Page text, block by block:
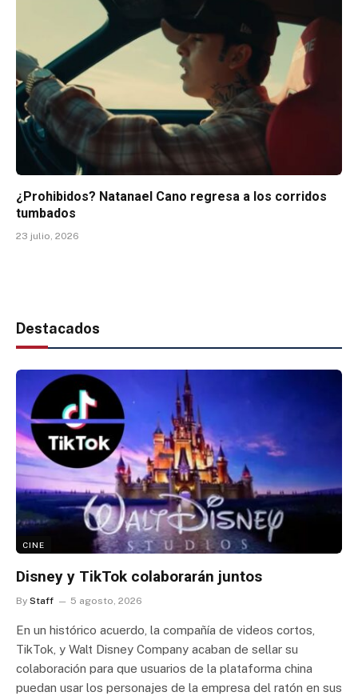
¿Prohibidos? Natanael Cano regresa a los corridos
tumbados
23 julio, 2026
Destacados
CINE
Disney y TikTok colaborarán juntos
By Staff 5 agosto, 2026
En un histórico acuerdo, la compañía de videos cortos,
TikTok, y Walt Disney Company acaban de sellar su
colaboración para que usuarios de la plataforma china
puedan usar los personajes de la empresa del ratón en sus